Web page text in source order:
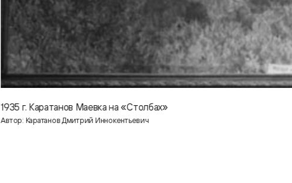
1935 г. Каратанов Маевка на «Столбах»
Автор: Каратанов Дмитрий Иннокентьевич